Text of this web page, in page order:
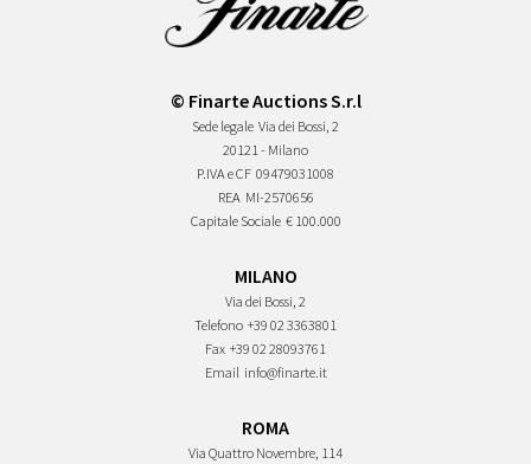
© Finarte Auctions S.r.l
Sede legale Via dei Bossi, 2
20121 - Milano
P.IVA e CF 09479031008
REA MI-2570656
Capitale Sociale € 100.000
MILANO
Via dei Bossi, 2
Telefono +39 02 3363801
Fax +39 02 28093761
Email info@finarte.it
ROMA
Via Quattro Novembre, 114